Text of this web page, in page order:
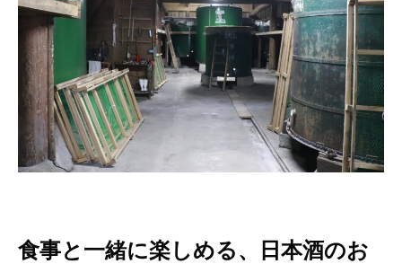
食事と一緒に楽しめる、日本酒のお